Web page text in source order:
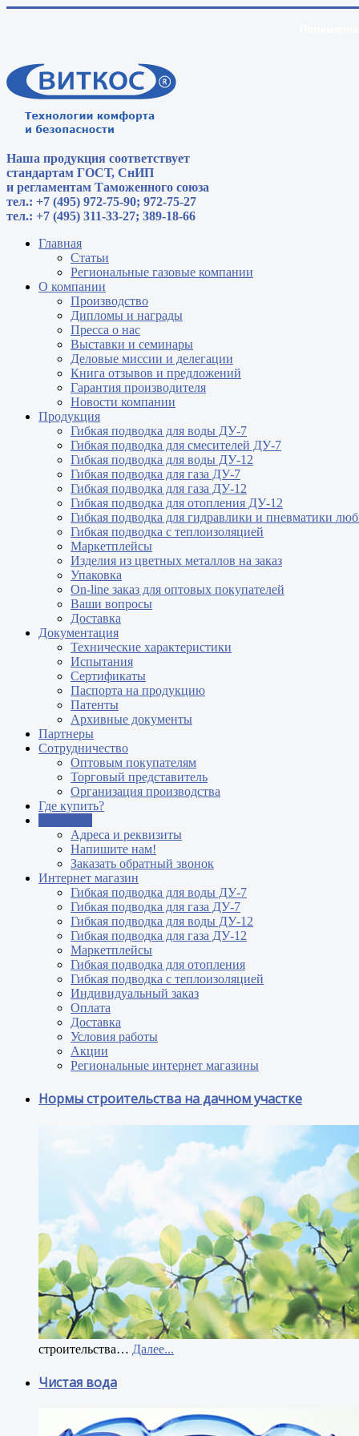
Наша продукция соответствует
стандартам ГОСТ, СнИП
и регламентам Таможенного союза
тел.: +7 (495) 972-75-90; 972-75-27
тел.: +7 (495) 311-33-27; 389-18-66
Главная
Статьи
Региональные газовые компании
О компании
Производство
Дипломы и награды
Пресса о нас
Выставки и семинары
Деловые миссии и делегации
Книга отзывов и предложений
Гарантия производителя
Новости компании
Продукция
Гибкая подводка для воды ДУ-7
Гибкая подводка для смесителей ДУ-7
Гибкая подводка для воды ДУ-12
Гибкая подводка для газа ДУ-7
Гибкая подводка для газа ДУ-12
Гибкая подводка для отопления ДУ-12
Гибкая подводка для гидравлики и пневматики
Гибкая подводка с теплоизоляцией
Маркетплейсы
Изделия из цветных металлов на заказ
Упаковка
On-line заказ для оптовых покупателей
Ваши вопросы
Доставка
Документация
Технические характеристики
Испытания
Сертификаты
Паспорта на продукцию
Патенты
Архивные документы
Партнеры
Сотрудничество
Оптовым покупателям
Торговый представитель
Организация производства
Где купить?
Адреса и реквизиты
Напишите нам!
Заказать обратный звонок
Интернет магазин
Гибкая подводка для воды ДУ-7
Гибкая подводка для газа ДУ-7
Гибкая подводка для воды ДУ-12
Гибкая подводка для газа ДУ-12
Маркетплейсы
Гибкая подводка для отопления
Гибкая подводка с теплоизоляцией
Индивидуальный заказ
Оплата
Доставка
Условия работы
Акции
Региональные интернет магазины
Нормы строительства на дачном участке
строительства… Далее...
Чистая вода